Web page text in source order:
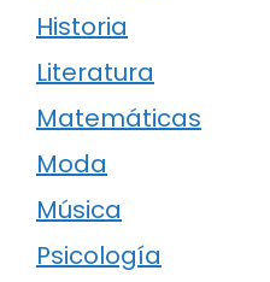
Historia
Literatura
Matemáticas
Moda
Música
Psicología